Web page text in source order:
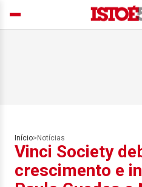
Início> Notícias
Vinci Society
crescimento e